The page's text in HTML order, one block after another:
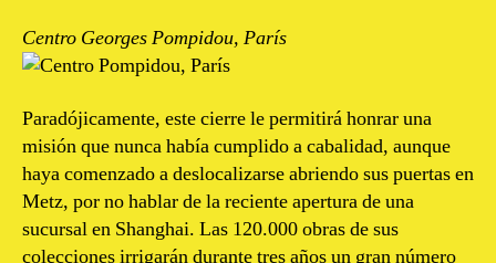
Centro Georges Pompidou, París
Paradójicamente, este cierre le permitirá honrar una
misión que nunca había cumplido a cabalidad, aunque
haya comenzado a deslocalizarse abriendo sus puertas en
Metz, por no hablar de la reciente apertura de una
sucursal en Shanghai. Las 120.000 obras de sus
colecciones irrigarán durante tres años un gran número